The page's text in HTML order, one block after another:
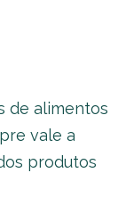
de alimentos
vale a
produtos